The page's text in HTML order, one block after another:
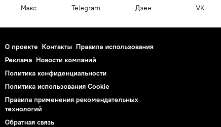
Макс Telegram Дзен VK
О проекте Контакты Правила использования
Реклама Новости компаний
Политика конфиденциальности
Политика использования Cookie
Правила применения рекомендательных
технологий
Обратная связь